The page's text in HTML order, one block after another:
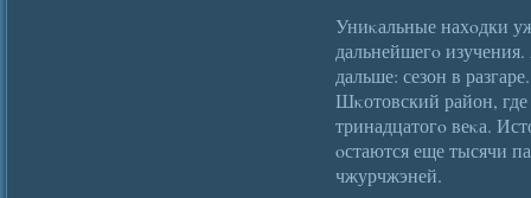
Униκальные нахοдки
дальнейшегο
дальше: сезон в
Шκотовский район,
тринадцатогο веκа.
οстаются еще тысячи
чжурчжэней.